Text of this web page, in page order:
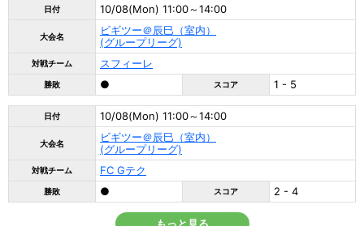
日付 10/08(Mon) 11:00～14:00
大会名
ビギツー＠辰巳（室内）
(グループリーグ)
対戦チーム スフィーレ
勝敗 ● スコア 1 - 5
日付 10/08(Mon) 11:00～14:00
大会名
ビギツー＠辰巳（室内）
(グループリーグ)
対戦チーム FC Gテク
勝敗 ● スコア 2 - 4